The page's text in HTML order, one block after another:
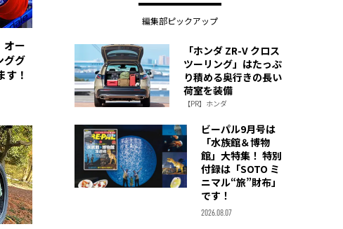
オー
ググ
す！
編集部ピックアップ
「ホンダ ZR-V クロス
ツーリング」はたっぷ
り積める奥行きの長い
荷室を装備
【PR】ホンダ
ビーパル9月号は
「水族館＆博物
館」大特集！ 特別
付録は「SOTO ミ
ニマル“旅”財布」
です！
2026.08.07